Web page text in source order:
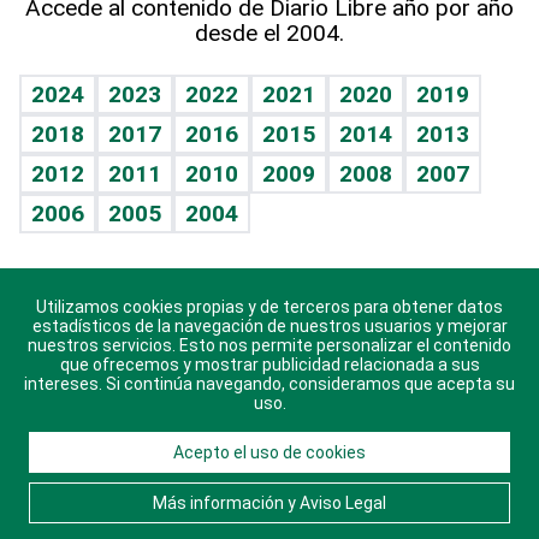
Vida y familia
Eñe
Celebrando la vida
Sin complejos
En pocas palabras
Escuchando al corazón
Economía Personal
TBT Deportivo
Guía del dinero
Horóscopos
Crucigramas
Accede al contenido de Diario Libre año por año
desde el 2004.
2024 2023 2022 2021 2020
2019
2018
2017 2016 2015 2014
2013
2012
2011 2010 2009 2008
2007
2006
2005 2004
Descarga nuestras aplicaciones para Android, iOS y
sistema Huawei.
© 2021 Diario Libre, todos los derechos reservados.
Consulta elAviso Legal. Ponte en Contacto
nosotros y conoce más sobre Diario Libre
Utilizamos cookies propias y de terceros para obtener datos
estadísticos de la navegación de nuestros usuarios y mejorar
nuestros servicios. Esto nos permite personalizar el contenido
que ofrecemos y mostrar publicidad relacionada a sus
intereses. Si continúa navegando, consideramos que acepta su
uso.
Acepto el uso de cookies
Más información y Aviso Legal